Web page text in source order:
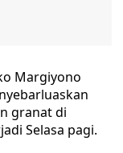
Margiyono
granat di
Selasa pagi.